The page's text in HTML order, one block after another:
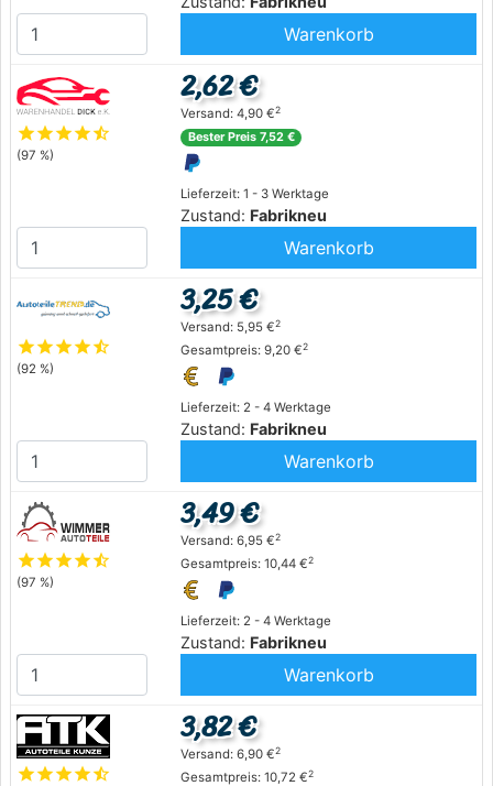
Warenkorb
starstarstarstarstar_half
(97 %)
Lieferzeit: 1 - 3 Werktage
Zustand: Fabrikneu
2,62 €
Versand: 4,90 €2
Bester Preis 7,52 €
Warenkorb
starstarstarstarstar_half
(92 %)
Lieferzeit: 2 - 4 Werktage
Zustand: Fabrikneu
3,25 €
Versand: 5,95 €2
Gesamtpreis: 9,20 €2
Warenkorb
starstarstarstarstar_half
(97 %)
Lieferzeit: 2 - 4 Werktage
Zustand: Fabrikneu
3,49 €
Versand: 6,95 €2
Gesamtpreis: 10,44 €2
Warenkorb
starstarstarstarstar_half
3,82 €
Versand: 6,90 €2
Gesamtpreis: 10,72 €2